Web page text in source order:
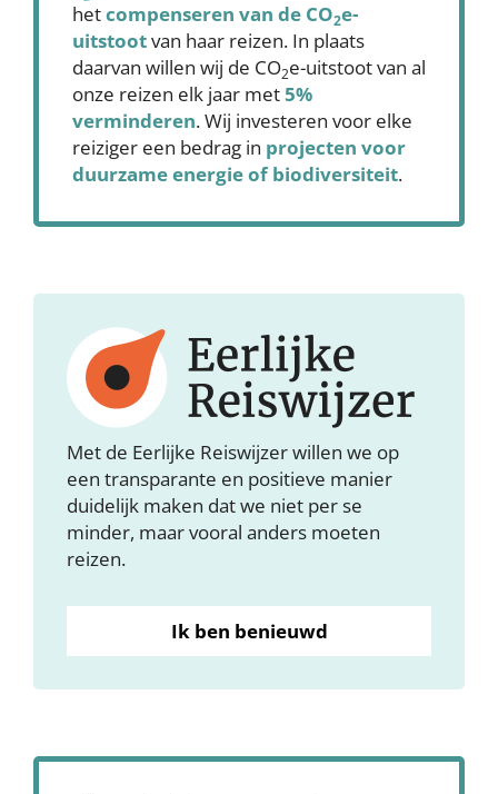
hetcompenseren van de CO2e-
uitstootvan haar reizen. In plaats
daarvan willen wij de CO2e-uitstoot van al
onze reizen elk jaar met5%
verminderen. Wij investeren voor elke
reiziger een bedrag in projecten voor
duurzame energie of biodiversiteit.
Met de Eerlijke Reiswijzer willen we op
een transparante en positieve manier
duidelijk maken dat we niet per se
minder, maar vooral anders moeten
reizen.
Ik ben benieuwd